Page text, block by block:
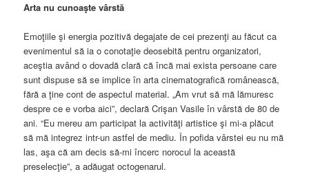
Arta nu cunoaşte vârstă
Emoţiile şi energia pozitivă degajate de cei prezenţi au făcut ca
evenimentul să ia o conotaţie deosebită pentru organizatori,
aceştia având o dovadă clară că încă mai exista persoane care
sunt dispuse să se implice în arta cinematografică românească,
fără a ţine cont de aspectul material. „Am vrut să mă lămuresc
despre ce e vorba aici”, declară Crişan Vasile în vârstă de 80 de
ani. “Eu mereu am participat la activităţi artistice şi mi-a plăcut
să mă integrez intr-un astfel de mediu. În pofida vârstei eu nu mă
las, aşa că am decis să-mi încerc norocul la această
preselecţie”, a adăugat octogenarul.